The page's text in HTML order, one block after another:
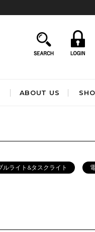
ABOUT US
アート&オブジェ
etc.
ルライト&タスクライト